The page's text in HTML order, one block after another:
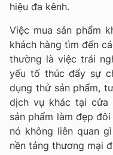
hiệu đa kênh.
Việc mua sản phẩm
khách hàng tìm đến
thường là việc trải
yếu tố thúc đẩy sự
dụng thử sản phẩm,
dịch vụ khác tại cửa
sản phẩm làm đẹp
nó không liên quan
nền tảng thương mại